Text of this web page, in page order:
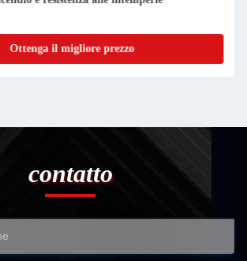
Ottenga il migliore prezzo
contatto